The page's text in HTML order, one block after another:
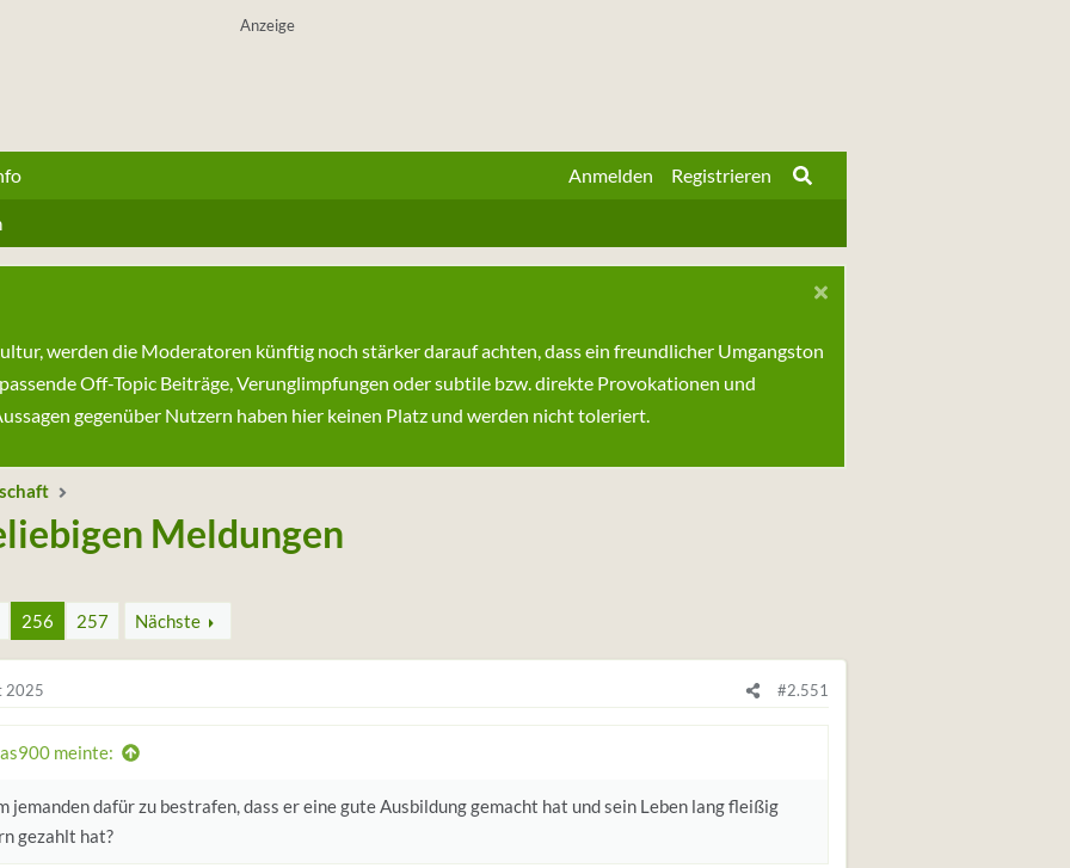
Anzeige
Anmelden Registrieren
werden die Moderatoren künftig noch stärker darauf achten, dass ein freundlicher Umgangston
Off-Topic Beiträge, Verunglimpfungen oder subtile bzw. direkte Provokationen und
gegenüber Nutzern haben hier keinen Platz und werden nicht toleriert.
Meldungen
256 257 Nächste
2025 #2.551
meinte:
jemanden dafür zu bestrafen, dass er eine gute Ausbildung gemacht hat und sein Leben lang fleißig
gezahlt hat?